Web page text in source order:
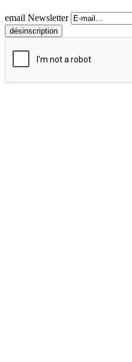
email Newsletter